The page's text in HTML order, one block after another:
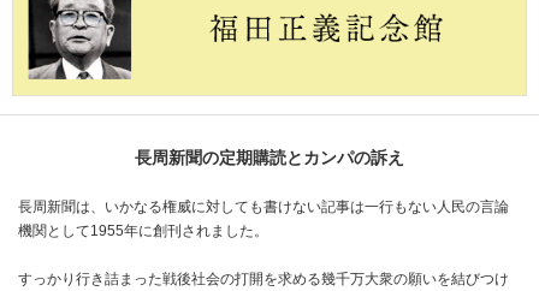
長周新聞の定期購読とカンパの訴え
長周新聞は、いかなる権威に対しても書けない記事は一行もない人民の言論
機関として1955年に創刊されました。
すっかり行き詰まった戦後社会の打開を求める幾千万大衆の願いを結びつけ